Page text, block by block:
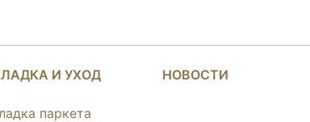
И УХОД
паркета
НОВОСТИ